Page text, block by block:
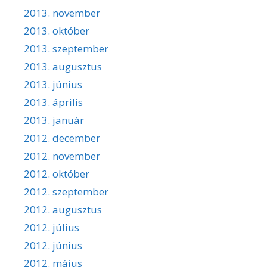
2013. november
2013. október
2013. szeptember
2013. augusztus
2013. június
2013. április
2013. január
2012. december
2012. november
2012. október
2012. szeptember
2012. augusztus
2012. július
2012. június
2012. május